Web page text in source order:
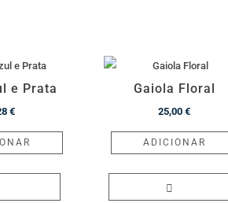
e Prata
€
Gaiola Floral
25,00€
ADICIONAR